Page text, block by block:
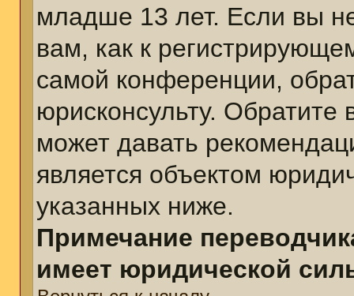
младше 13 лет. Если вы
вам, как к
самой конференции,
юрисконсульту.
может давать
является объектом
указанных ниже.
Примечание
имеет юридической